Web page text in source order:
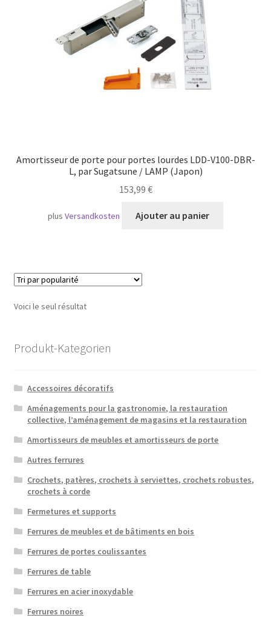
Amortisseur de porte pour portes lourdes LDD-V100-DBR-
L, par Sugatsune / LAMP (Japon)
153,99 €
plusVersandkosten Ajouter au panier
Voici le seul résultat
Produkt-Kategorien
Accessoires décoratifs
Aménagements pour la gastronomie, la restauration
collective, l’aménagement de magasins et la restauration
Amortisseurs de meubles et amortisseurs de porte
Autres ferrures
Crochets, patères, crochets à serviettes, crochets robustes,
crochets à corde
Fermetures et supports
Ferrures de meubles et de bâtiments en bois
Ferrures de portes coulissantes
Ferrures de table
Ferrures en acier inoxydable
Ferrures noires